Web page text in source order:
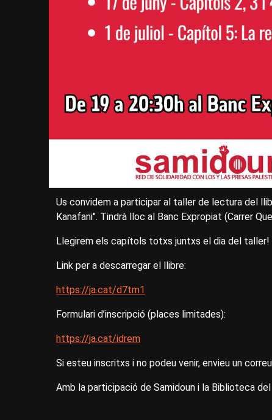
Us convidem a participar al taller de lectura del
Kanafani". Tindrà lloc al Banc Expropiat (Carrer
Llegirem els capítols totxs juntxs el dia del taller!
Link per a descarregar el llibre:
https://ja.cat/d7tm1
Formulari d’inscripció (places limitades):
https://ja.cat/idrem
Si esteu inscritxs i no podeu venir, envieu un
Amb la participació de Samidoun i la Biblioteca